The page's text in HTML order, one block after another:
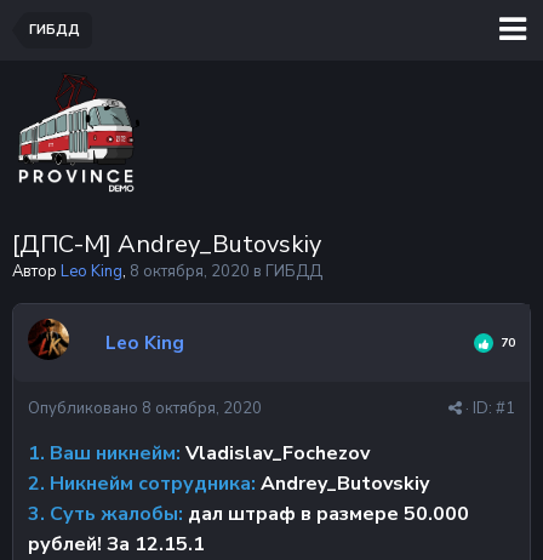
ГИБДД
[ДПС-М] Andrey_Butovskiy
Автор Leo King, 8 октября, 2020 в ГИБДД
Leo King 70
· ID: #1
Опубликовано 8 октября, 2020
1. Ваш никнейм: Vladislav_Fochezov
2. Никнейм сотрудника: Andrey_Butovskiy
3. Суть жалобы: дал штраф в размере 50.000
рублей! За 12.15.1